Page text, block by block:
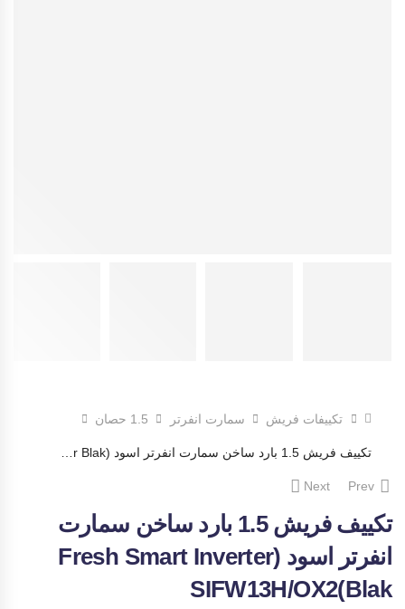
تكييفات فريش سمارت انفرتر 1.5 حصان
تكييف فريش 1.5 بارد ساخن سمارت انفرتر اسود (Fresh Smart Inverter Blak)SIFW13H/OX2
Next
تكييف فريش 1.5 بارد ساخن سمارت
انفرتر اسود (Fresh Smart Inverter
Blak)SIFW13H/OX2